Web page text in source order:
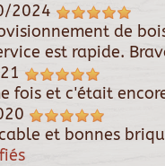
2024
de
est rapide.
fois et c'était
et bonnes